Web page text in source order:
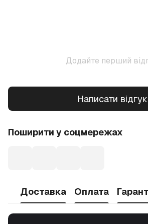
Додайте перший
Написати відгук
Поширити у соцмережах
Доставка Оплата